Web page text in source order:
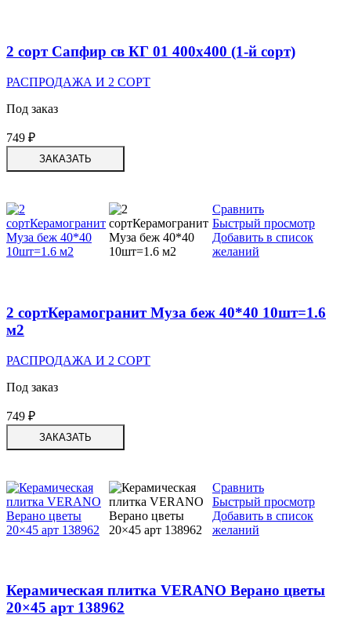
2 сорт Сапфир св КГ 01 400х400 (1-й сорт)
РАСПРОДАЖА И 2 СОРТ
Под заказ
749 ₽
ЗАКАЗАТЬ
Сравнить
Быстрый просмотр
Добавить в список
желаний
2 сортКерамогранит Муза беж 40*40 10шт=1.6
м2
РАСПРОДАЖА И 2 СОРТ
Под заказ
749 ₽
ЗАКАЗАТЬ
Сравнить
Быстрый просмотр
Добавить в список
желаний
Керамическая плитка VERANO Верано цветы
20×45 арт 138962